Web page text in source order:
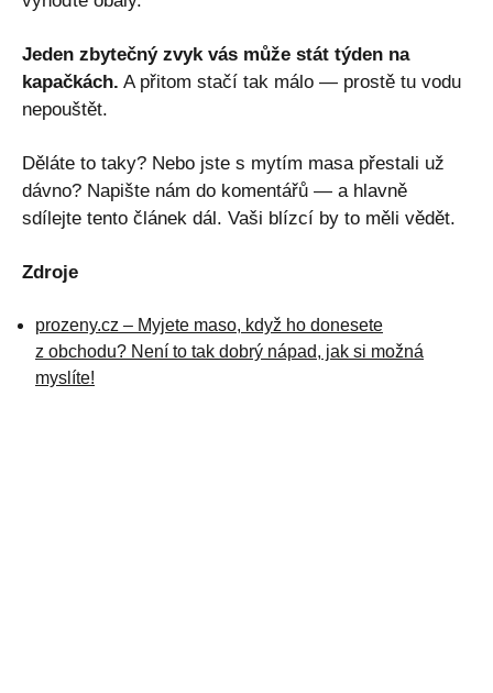
Jeden zbytečný zvyk vás může stát týden na
kapačkách. A přitom stačí tak málo — prostě tu vodu
nepouštět.
Děláte to taky? Nebo jste s mytím masa přestali už
dávno? Napište nám do komentářů — a hlavně
sdílejte tento článek dál. Vaši blízcí by to měli vědět.
Zdroje
prozeny.cz – Myjete maso, když ho donesete
z obchodu? Není to tak dobrý nápad, jak si možná
myslíte!